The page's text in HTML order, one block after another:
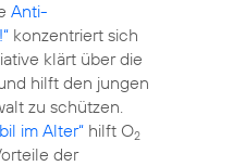
Anti-
konzentriert sich
klärt über die
hilft den jungen
zu schützen.
im Alter“hilft O2
der